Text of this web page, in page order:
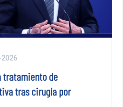
tratamiento de
tras cirugía por